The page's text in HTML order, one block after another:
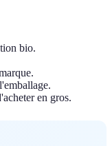
bio.
en gros.